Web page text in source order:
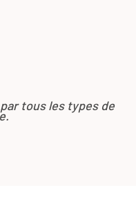
tous les types de